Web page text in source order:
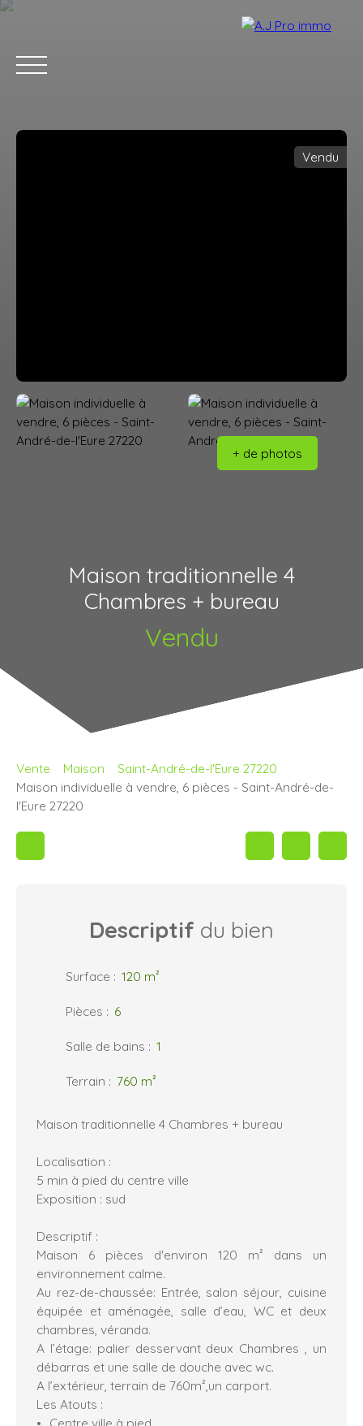
Vendu
+ de photos
Maison traditionnelle 4
Chambres + bureau
Vendu
Vente Maison
Saint-André-de-l'Eure 27220
Maison individuelle à vendre, 6 pièces - Saint-André-de-
l'Eure 27220
Descriptif du bien
Surface : 120 m²
Pièces : 6
Salle de bains : 1
Terrain : 760 m²
Maison traditionnelle 4 Chambres + bureau
Localisation :
5 min à pied du centre ville
Exposition : sud
Descriptif :
Maison 6 pièces d'environ 120 m² dans un
environnement calme.
Au rez-de-chaussée: Entrée, salon séjour, cuisine
équipée et aménagée, salle d’eau, WC et deux
chambres, véranda.
A l’étage: palier desservant deux Chambres , un
débarras et une salle de douche avec wc.
A l’extérieur, terrain de 760m²,un carport.
Les Atouts :
Centre ville à pied